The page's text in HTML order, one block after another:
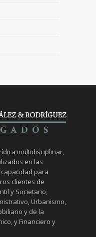
multidisciplinar,
en las
para
clientes de
y Societario,
Urbanismo,
y de la
y Financiero y